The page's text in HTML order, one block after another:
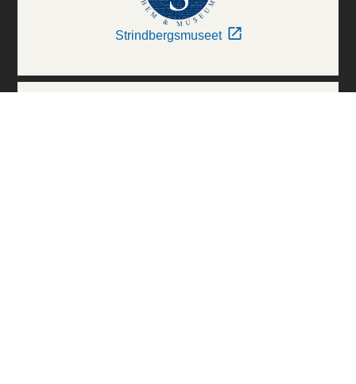
Strindbergsmuseet